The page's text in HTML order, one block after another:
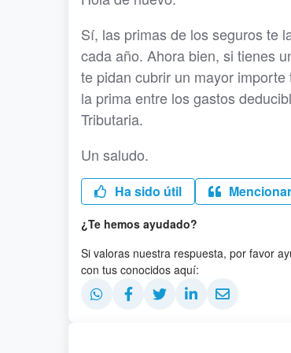
Sí, las primas de los seguros te
cada año. Ahora bien, si tienes
te pidan cubrir un mayor
la prima entre los gastos
Tributaria.
Un saludo.
Ha sido útil Mencionar
¿Te hemos ayudado?
Si valoras nuestra respuesta, por favor
con tus conocidos aquí: